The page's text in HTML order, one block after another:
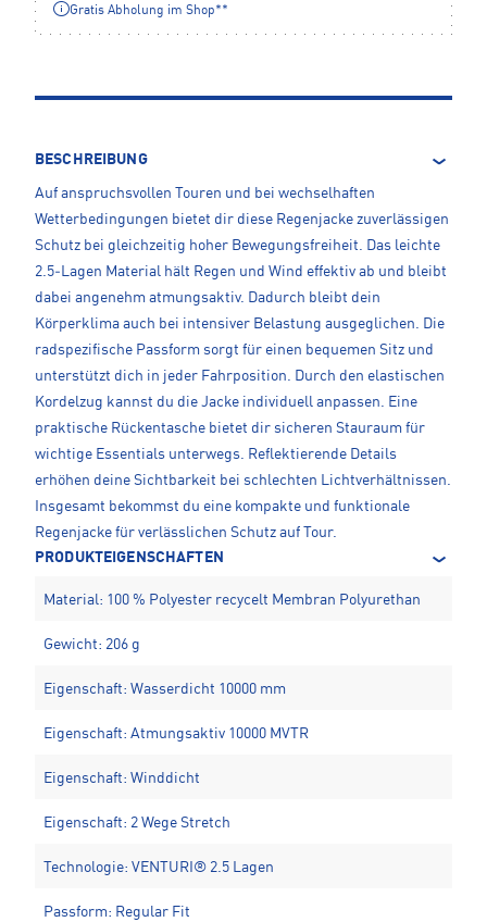
Gratis Abholung im Shop**
BESCHREIBUNG
Auf anspruchsvollen Touren und bei wechselhaften
Wetterbedingungen bietet dir diese Regenjacke zuverlässigen
Schutz bei gleichzeitig hoher Bewegungsfreiheit. Das leichte
2.5‑Lagen Material hält Regen und Wind effektiv ab und bleibt
dabei angenehm atmungsaktiv. Dadurch bleibt dein
Körperklima auch bei intensiver Belastung ausgeglichen. Die
radspezifische Passform sorgt für einen bequemen Sitz und
unterstützt dich in jeder Fahrposition. Durch den elastischen
Kordelzug kannst du die Jacke individuell anpassen. Eine
praktische Rückentasche bietet dir sicheren Stauraum für
wichtige Essentials unterwegs. Reflektierende Details
erhöhen deine Sichtbarkeit bei schlechten Lichtverhältnissen.
Insgesamt bekommst du eine kompakte und funktionale
Regenjacke für verlässlichen Schutz auf Tour.
PRODUKTEIGENSCHAFTEN
Material: 100 % Polyester recycelt Membran Polyurethan
Gewicht: 206 g
Eigenschaft: Wasserdicht 10000 mm
Eigenschaft: Atmungsaktiv 10000 MVTR
Eigenschaft: Winddicht
Eigenschaft: 2 Wege Stretch
Technologie: VENTURI® 2.5 Lagen
Passform: Regular Fit